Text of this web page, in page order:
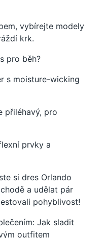
vybírejte modely
krk.
pro běh?
s moisture-wicking
přiléhavý, pro
prvky a
si dres Orlando
a udělat pár
pohyblivost!
Jak sladit
outfitem